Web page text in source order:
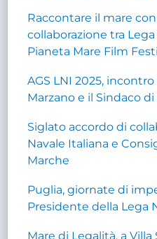
Raccontare il mare
collaborazione tra
Pianeta Mare Film
AGS LNI 2025,
Marzano e il Sindaco
Siglato accordo di
Navale Italiana e
Marche
Puglia, giornate di
Presidente della Lega
Mare di Legalità, a Villa